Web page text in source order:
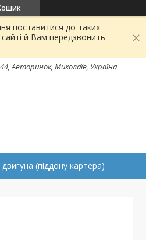
поставитися до таких
й Вам передзвонить
Авторинок, Миколаїв, Україна
(піддону картера)